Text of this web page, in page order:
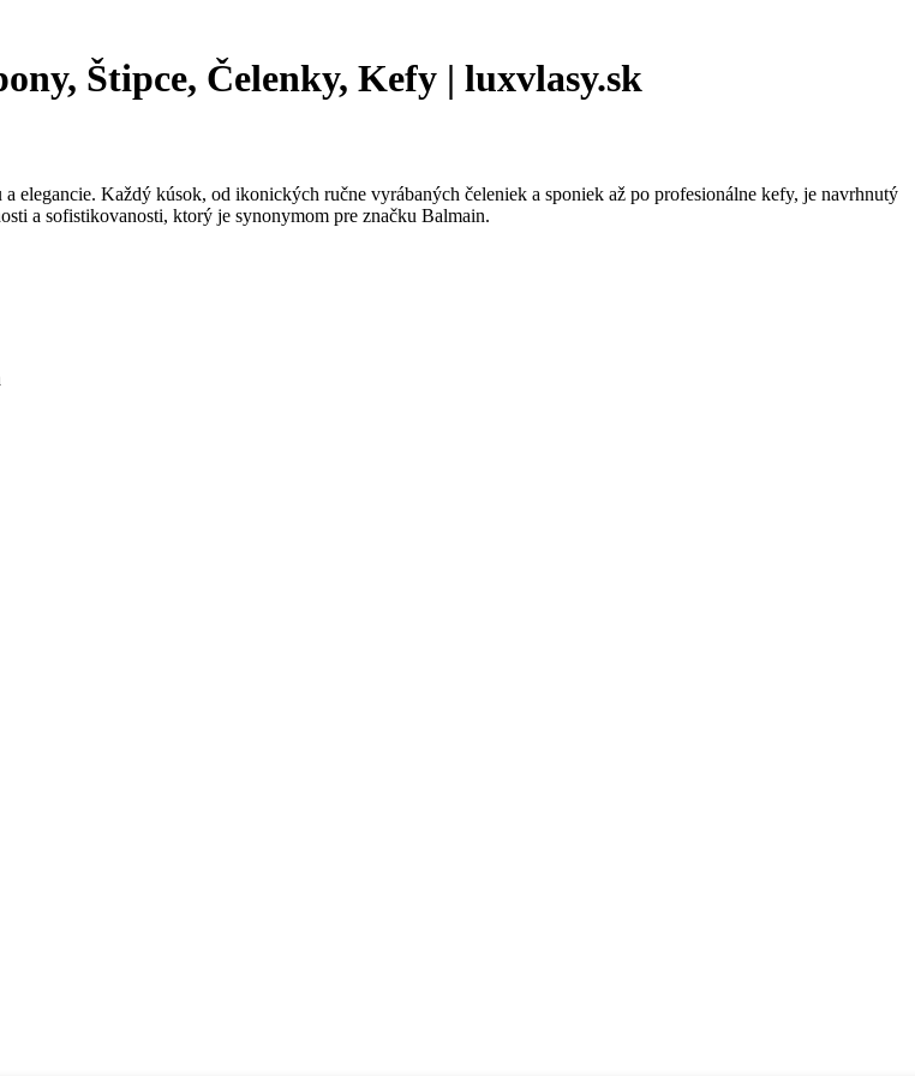
Štipce, Čelenky, Kefy | luxvlasy.sk
a elegancie. Každý kúsok, od ikonických ručne vyrábaných čeleniek a sponiek až po profesionálne kefy, je navrhnutý
a sofistikovanosti, ktorý je synonymom pre značku Balmain.